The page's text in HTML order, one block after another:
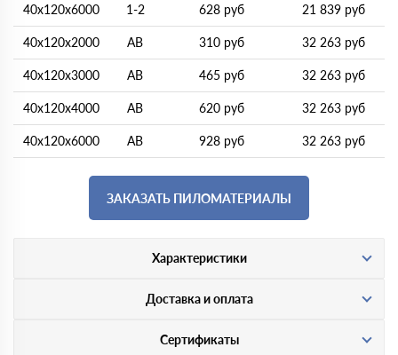
40х120х6000 1-2 628 руб 21 839 руб
40х120х2000 АВ 310 руб 32 263 руб
40х120х3000 АВ 465 руб 32 263 руб
40х120х4000 АВ 620 руб 32 263 руб
40х120х6000 АВ 928 руб 32 263 руб
ЗАКАЗАТЬ ПИЛОМАТЕРИАЛЫ
Характеристики
Доставка и оплата
Сертификаты